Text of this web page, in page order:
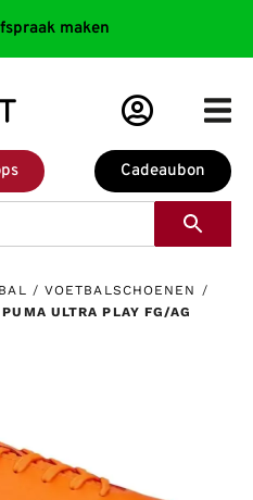
maken
Cadeaubon
/ VOETBALSCHOENEN /
PUMA ULTRA PLAY FG/AG